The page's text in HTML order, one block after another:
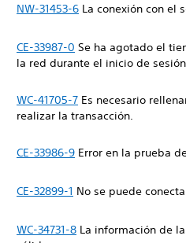
NW-31453-6 La conexión con el
CE-33987-0 Se ha agotado el
la red durante el inicio de
WC-41705-7 Es necesario
realizar la transacción.
CE-33986-9 Error en la prueba
CE-32899-1 No se puede
WC-34731-8 La información de